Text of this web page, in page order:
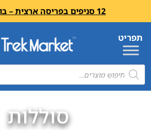
12 סניפים בפריסה ארצית – בואו לבקר
סוללות